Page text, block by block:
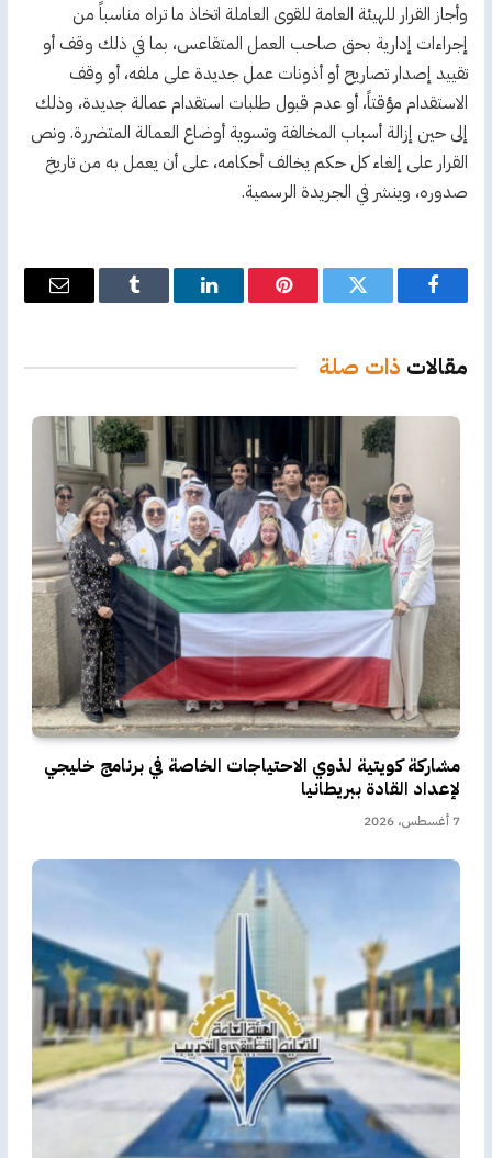
وأجاز القرار للهيئة العامة للقوى العاملة اتخاذ ما تراه مناسباً من
إجراءات إدارية بحق صاحب العمل المتقاعس، بما في ذلك وقف أو
تقييد إصدار تصاريح أو أذونات عمل جديدة على ملفه، أو وقف
الاستقدام مؤقتاً، أو عدم قبول طلبات استقدام عمالة جديدة، وذلك
إلى حين إزالة أسباب المخالفة وتسوية أوضاع العمالة المتضررة. ونص
القرار على إلغاء كل حكم يخالف أحكامه، على أن يعمل به من تاريخ
صدوره، وينشر في الجريدة الرسمية.
فيسبوك تويتر بينتيريستلينكدإن Tumblr
البريد
مقالات ذات صلة
مشاركة كويتية لذوي الاحتياجات الخاصة في برنامج خليجي
لإعداد القادة ببريطانيا
7 أغسطس، 2026